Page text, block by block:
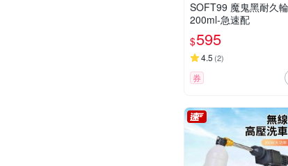
SOFT99 魔鬼黑耐久
200ml-急速配
$595
4.5 (2)
券